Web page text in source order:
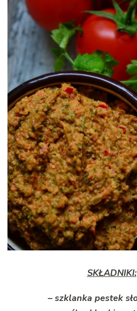
SKŁADNIKI:
– szklanka pestek